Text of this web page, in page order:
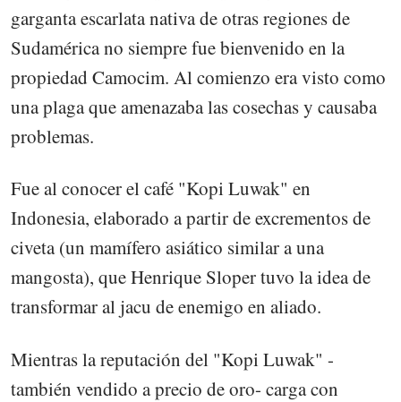
garganta escarlata nativa de otras regiones de
Sudamérica no siempre fue bienvenido en la
propiedad Camocim. Al comienzo era visto como
una plaga que amenazaba las cosechas y causaba
problemas.
Fue al conocer el café "Kopi Luwak" en
Indonesia, elaborado a partir de excrementos de
civeta (un mamífero asiático similar a una
mangosta), que Henrique Sloper tuvo la idea de
transformar al jacu de enemigo en aliado.
Mientras la reputación del "Kopi Luwak" -
también vendido a precio de oro- carga con